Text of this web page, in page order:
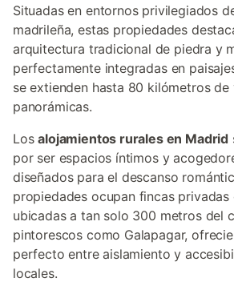
Situadas en entornos privilegiados
madrileña, estas propiedades
arquitectura tradicional de piedra y
perfectamente integradas en
se extienden hasta 80 kilómetros de
panorámicas.
Losalojamientos rurales en Madrid
por ser espacios íntimos y
diseñados para el descanso
propiedades ocupan fincas privadas
ubicadas a tan solo 300 metros del
pintorescos como Galapagar,
perfecto entre aislamiento y
locales.